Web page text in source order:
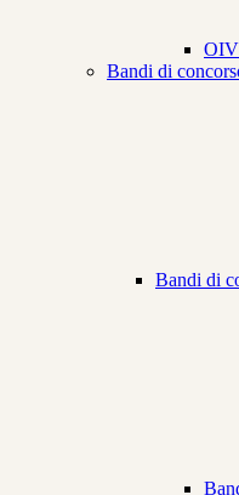
OIV
Bandi di
Bandi di